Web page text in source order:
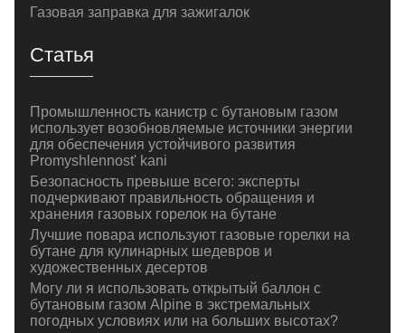
Газовая заправка для зажигалок
Статья
Промышленность канистр с бутановым газом
использует возобновляемые источники энергии
для обеспечения устойчивого развития
Promyshlennost' kani
Безопасность превыше всего: эксперты
подчеркивают правильность обращения и
хранения газовых горелок на бутане
Лучшие повара используют газовые горелки на
бутане для кулинарных шедевров и
художественных десертов
Могу ли я использовать открытый баллон с
бутановым газом Alpine в экстремальных
погодных условиях или на больших высотах?